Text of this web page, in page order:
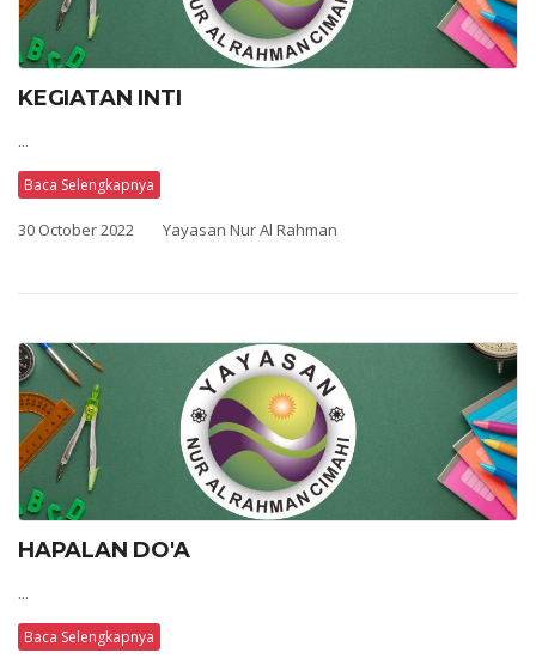
KEGIATAN INTI
...
Baca Selengkapnya
30 October 2022 Yayasan Nur Al Rahman
HAPALAN DO'A
...
Baca Selengkapnya